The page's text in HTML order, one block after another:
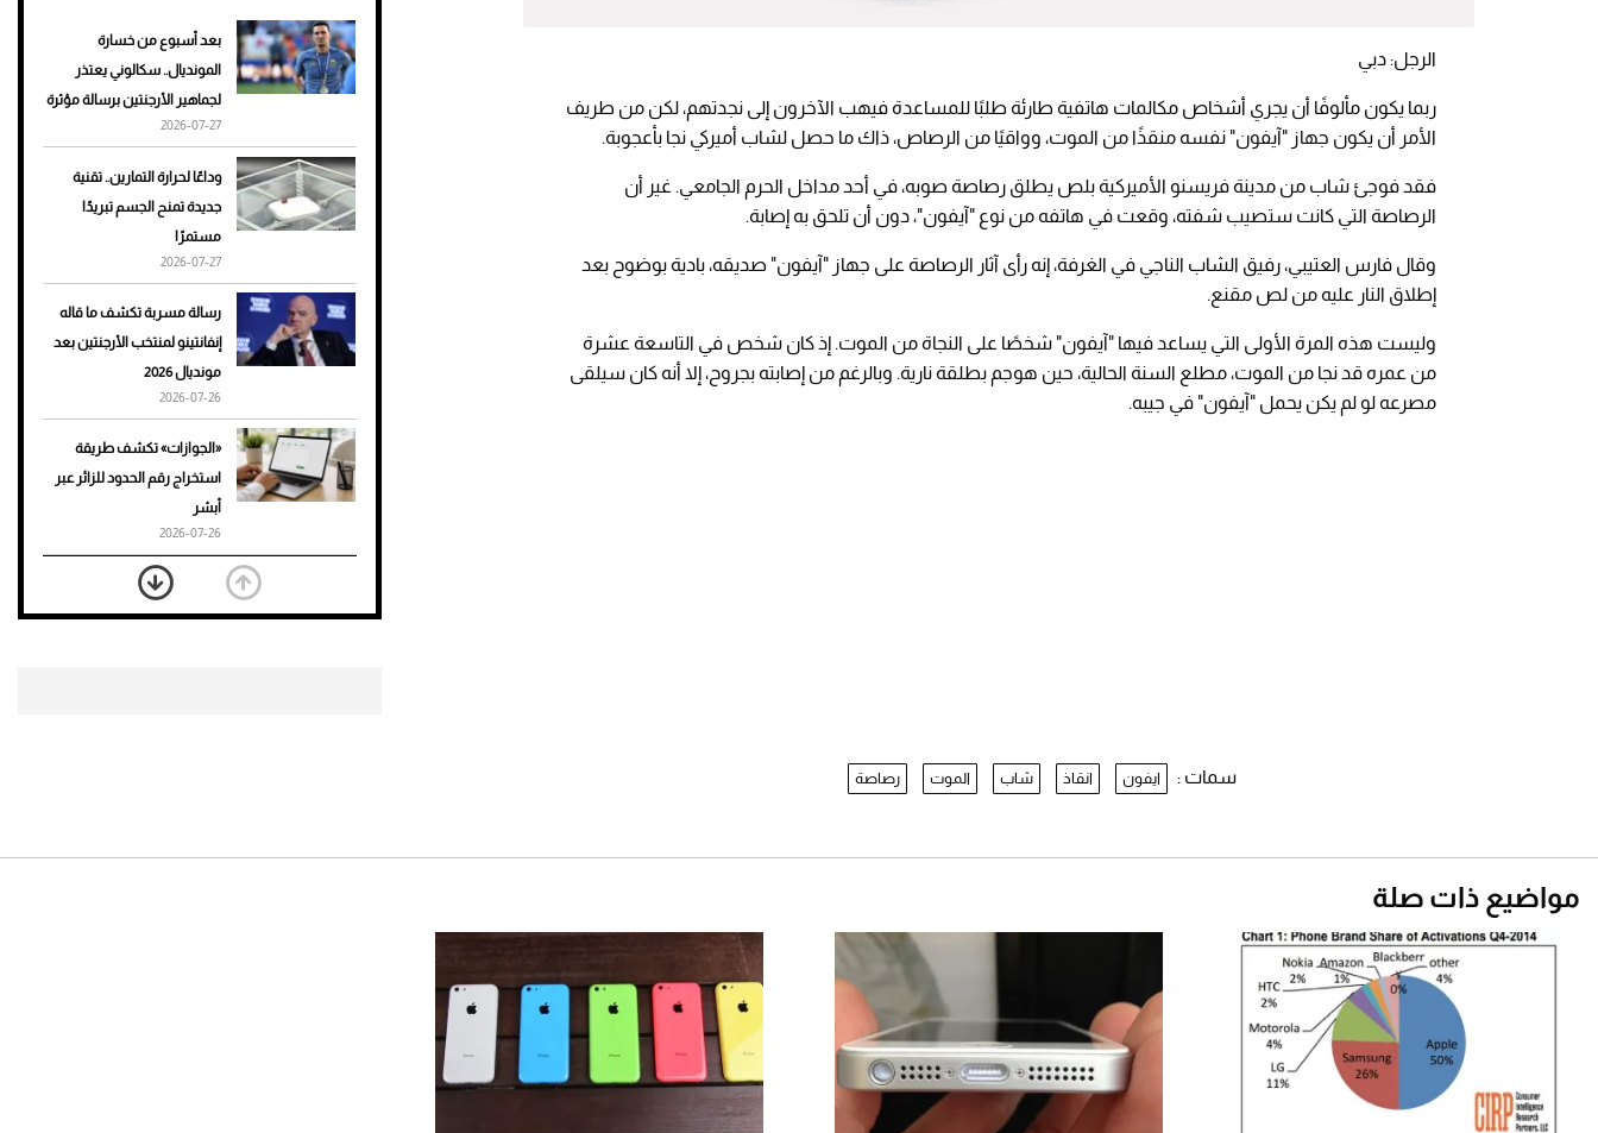
الرجل: دبي
ربما يكون مألوفًا أن يجري أشخاص مكالمات هاتفية طارئة طلبًا للمساعدة فيهب الآخرون إلى نجدتهم، لكن من طريف
الأمر أن يكون جهاز "آيفون" نفسه منقذًا من الموت، وواقيًا من الرصاص، ذاك ما حصل لشاب أميركي نجا بأعجوبة.
فقد فوجئ شاب من مدينة فريسنو الأميركية بلص يطلق رصاصة صوبه، في أحد مداخل الحرم الجامعي. غير أن
الرصاصة التي كانت ستصيب شفته، وقعت في هاتفه من نوع "آيفون"، دون أن تلحق به إصابة.
وقال فارس العتيبي، رفيق الشاب الناجي في الغرفة، إنه رأى آثار الرصاصة على جهاز "آيفون" صديقه، بادية بوضوح بعد
إطلاق النار عليه من لص مقنع.
وليست هذه المرة الأولى التي يساعد فيها "آيفون" شخصًا على النجاة من الموت. إذ كان شخص في التاسعة عشرة
من عمره قد نجا من الموت، مطلع السنة الحالية، حين هوجم بطلقة نارية. وبالرغم من إصابته بجروح، إلا أنه كان سيلقى
مصرعه لو لم يكن يحمل "آيفون" في جيبه.
تمنحك فخامة استثنائية
هوى الأبطال
أفضل تدريج للشعر الطويل
لإطلالة جريئة وعصرية
للرجال
بعد أسبوع من خسارة
المونديال.. سكالوني يعتذر
لجماهير الأرجنتين برسالة مؤثرة
2026-07-27
وداعًا لحرارة التمارين.. تقنية
جديدة تمنح الجسم تبريدًا
مستمرًا
2026-07-27
رسالة مسربة تكشف ما قاله
إنفانتينو لمنتخب الأرجنتين بعد
مونديال 2026
2026-07-26
«الجوازات» تكشف طريقة
استخراج رقم الحدود للزائر عبر
أبشر
2026-07-26
بعد 7 أشهر من تعرضه لحادث
مروع.. جوشوا يفوز على برينغا
يحدث في دوران الأرض؟
سمات : ايفون انقاذ شاب الموت رصاصة
مواضيع ذات صلة